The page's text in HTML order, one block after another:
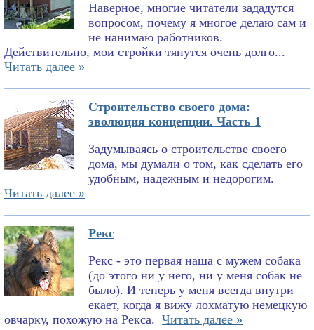
Наверное, многие читатели зададутся
вопросом, почему я многое делаю сам и
не нанимаю работников.
Действительно, мои стройки тянутся очень долго...
Читать далее »
Строительство своего дома:
эволюция концепции. Часть 1
Задумываясь о строительстве своего
дома, мы думали о том, как сделать его
удобным, надежным и недорогим.
Читать далее »
Рекс
Рекс - это первая наша с мужем собака
(до этого ни у него, ни у меня собак не
было). И теперь у меня всегда внутри
екает, когда я вижу лохматую немецкую
овчарку, похожую на Рекса. Читать далее »